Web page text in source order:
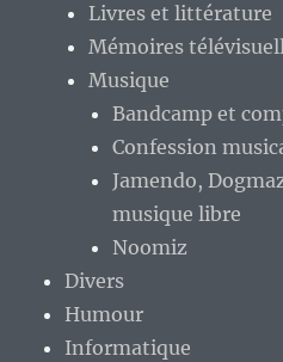
Livres et littérature
Mémoires
Musique
Bandcamp et
Confession
Jamendo,
musique libre
Noomiz
Divers
Humour
Informatique